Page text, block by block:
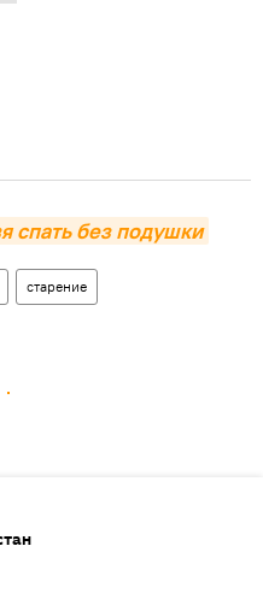
спать без подушки
старение